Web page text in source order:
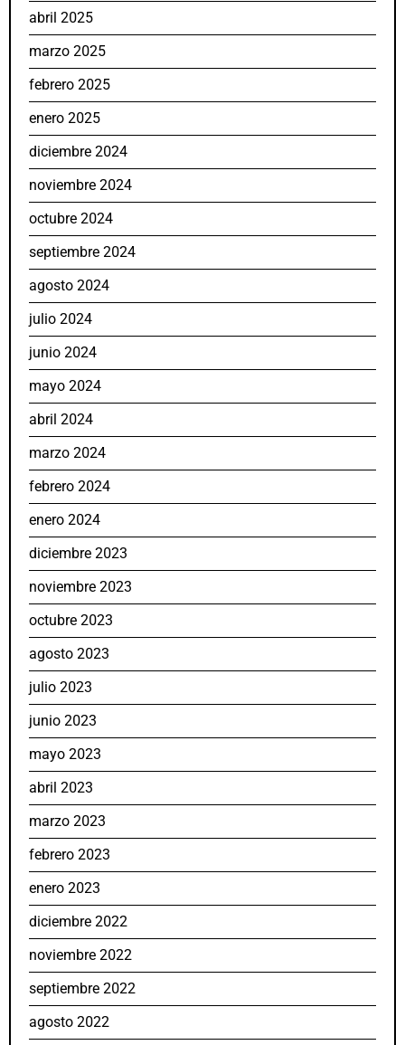
abril 2025
marzo 2025
febrero 2025
enero 2025
diciembre 2024
noviembre 2024
octubre 2024
septiembre 2024
agosto 2024
julio 2024
junio 2024
mayo 2024
abril 2024
marzo 2024
febrero 2024
enero 2024
diciembre 2023
noviembre 2023
octubre 2023
agosto 2023
julio 2023
junio 2023
mayo 2023
abril 2023
marzo 2023
febrero 2023
enero 2023
diciembre 2022
noviembre 2022
septiembre 2022
agosto 2022